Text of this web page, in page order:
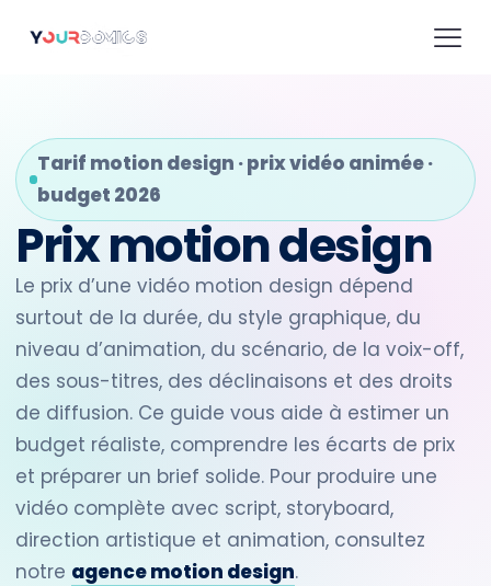
Tarif motion design · prix vidéo animée ·
budget 2026
Prix motion design
Le prix d’une vidéo motion design dépend
surtout de la durée, du style graphique, du
niveau d’animation, du scénario, de la voix-off,
des sous-titres, des déclinaisons et des droits
de diffusion. Ce guide vous aide à estimer un
budget réaliste, comprendre les écarts de prix
et préparer un brief solide. Pour produire une
vidéo complète avec script, storyboard,
direction artistique et animation, consultez
notre agence motion design.